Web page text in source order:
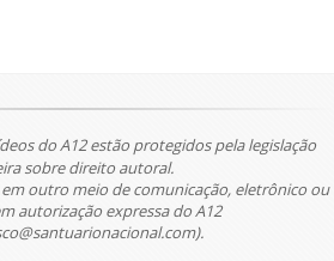
do A12 estão protegidos pela legislação
sobre direito autoral.
outro meio de comunicação, eletrônico ou
autorização expressa do A12